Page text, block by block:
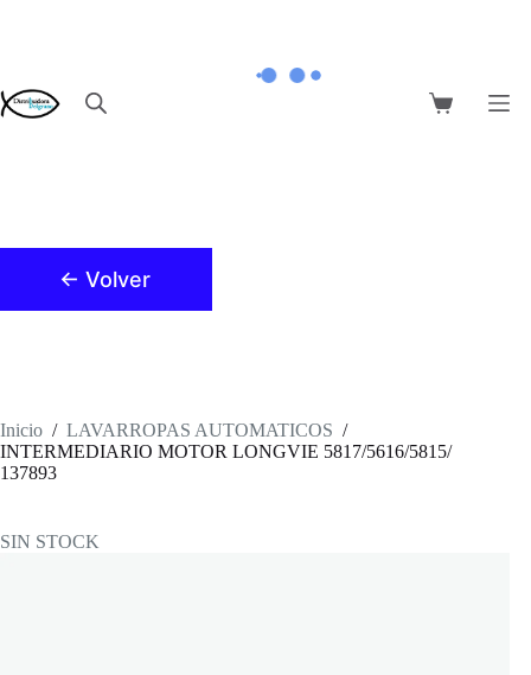
Carro
← Volver
Inicio / LAVARROPAS AUTOMATICOS /
INTERMEDIARIO MOTOR LONGVIE 5817/5616/5815/
137893
SIN STOCK